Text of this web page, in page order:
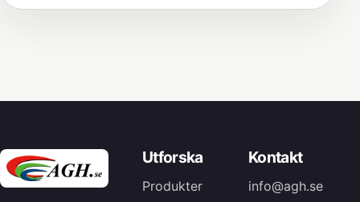
Utforska
Produkter
Kontakt
info@agh.se